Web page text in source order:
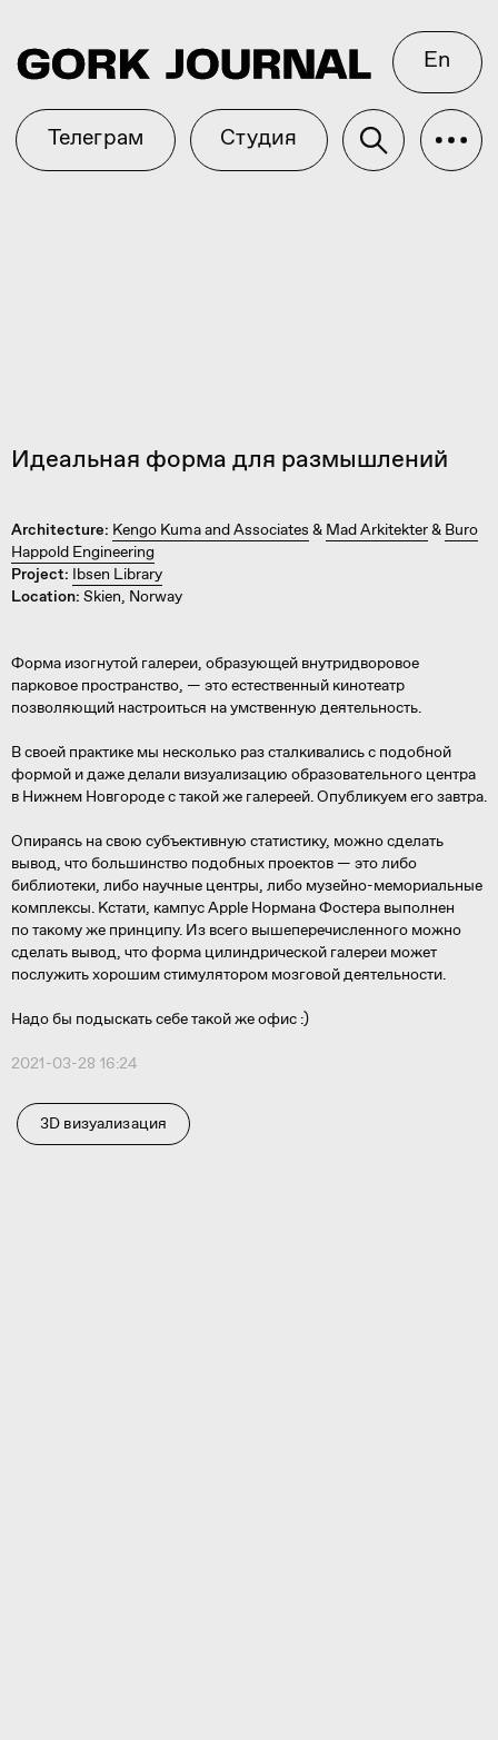
Идеальная форма для размышлений
Architecture: Kengo Kuma and Associates & Mad Arkitekter& Buro
Happold Engineering
Project: Ibsen Library
Location: Skien, Norway
Форма изогнутой галереи, образующей внутридворовое
парковое пространство, — это естественный кинотеатр
позволяющий настроиться на умственную деятельность.
В своей практике мы несколько раз сталкивались с подобной
формой и даже делали визуализацию образовательного центра
в Нижнем Новгороде с такой же галереей. Опубликуем его завтра.
Опираясь на свою субъективную статистику, можно сделать
вывод, что большинство подобных проектов — это либо
библиотеки, либо научные центры, либо музейно-мемориальные
комплексы. Кстати, кампус Apple Нормана Фостера выполнен
по такому же принципу. Из всего вышеперечисленного можно
сделать вывод, что форма цилиндрической галереи может
послужить хорошим стимулятором мозговой деятельности.
Надо бы подыскать себе такой же офис :)
2021-03-28 16:24
3D визуализация